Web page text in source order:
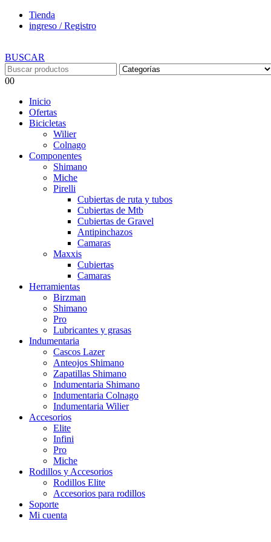
Tienda
ingreso / Registro
BUSCAR
00
Inicio
Ofertas
Bicicletas
Wilier
Colnago
Componentes
Shimano
Miche
Pirelli
Cubiertas de ruta y tubos
Cubiertas de Mtb
Cubiertas de Gravel
Antipinchazos
Camaras
Maxxis
Cubiertas
Camaras
Herramientas
Birzman
Shimano
Pro
Lubricantes y grasas
Indumentaria
Cascos Lazer
Anteojos Shimano
Zapatillas Shimano
Indumentaria Shimano
Indumentaria Colnago
Indumentaria Wilier
Accesorios
Elite
Infini
Pro
Miche
Rodillos y Accesorios
Rodillos Elite
Accesorios para rodillos
Soporte
Mi cuenta